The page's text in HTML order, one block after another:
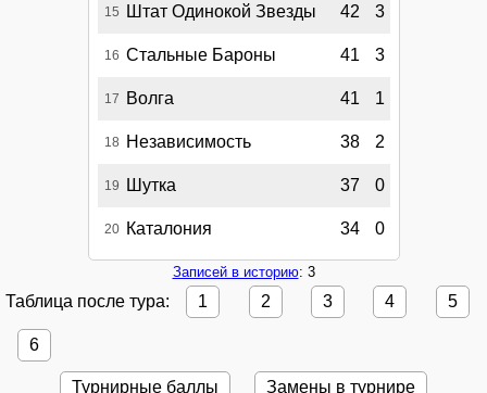
15 Штат Одинокой Звезды 42 3
16 Стальные Бароны 41 3
17 Волга 41 1
18 Независимость 38 2
19 Шутка 37 0
20 Каталония 34 0
Записей в историю: 3
Таблица после тура: 1 2 3 4 5
6
Турнирные баллы Замены в турнире